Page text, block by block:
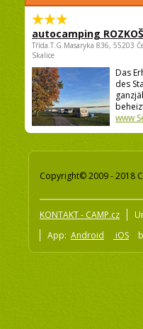
autocamping ROZKOŠ
Třída.T.G.Masaryka 836, 55203
Skalice
Das
des
www
Copyright© 2009 - 2018
KONTAKT - CAMP.cz
App: Android iOS